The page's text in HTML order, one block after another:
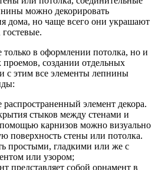
можно декорировать
дома, но чаще всего они украшают
только в оформлении потолка, но и
создании отдельных
с этим все элементы лепнины
элемент декора.
стыков между стенами и
карнизов можно визуально
поверхность стены или потолка.
простыми, гладкими или же с
или узором;
представляет собой орнамент в